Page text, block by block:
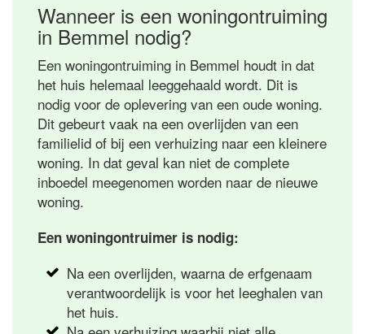
Wanneer is een woningontruiming
in Bemmel nodig?
Een woningontruiming in Bemmel houdt in dat
het huis helemaal leeggehaald wordt. Dit is
nodig voor de oplevering van een oude woning.
Dit gebeurt vaak na een overlijden van een
familielid of bij een verhuizing naar een kleinere
woning. In dat geval kan niet de complete
inboedel meegenomen worden naar de nieuwe
woning.
Een woningontruimer is nodig:
Na een overlijden, waarna de erfgenaam
verantwoordelijk is voor het leeghalen van
het huis.